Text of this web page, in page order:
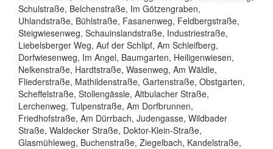
Schulstraße, Belchenstraße, Im Götzengraben,
Uhlandstraße, Bühlstraße, Fasanenweg, Feldbergstraße,
Steigwiesenweg, Schauinslandstraße, Industriestraße,
Liebelsberger Weg, Auf der Schlipf, Am Schleifberg,
Dorfwiesenweg, Im Angel, Baumgarten, Heiligenwiesen,
Nelkenstraße, Hardtstraße, Wasenweg, Am Wäldle,
Fliederstraße, Mathildenstraße, Gartenstraße, Obstgarten,
Scheffelstraße, Stollengässle, Altbulacher Straße,
Lerchenweg, Tulpenstraße, Am Dorfbrunnen,
Friedhofstraße, Am Dürrbach, Judengasse, Wildbader
Straße, Waldecker Straße, Doktor-Klein-Straße,
Glasmühleweg, Buchenstraße, Ziegelbach, Kandelstraße,